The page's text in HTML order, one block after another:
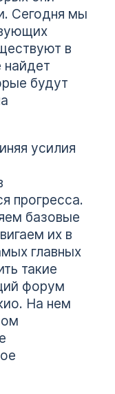
Сегодня мы
в
найдет
будут
усилия
прогресса.
базовые
их в
главных
такие
форум
На нем